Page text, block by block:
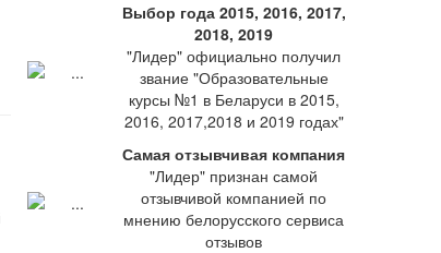
Выбор года 2015, 2016, 2017,
2018, 2019
"Лидер" официально получил
звание "Образовательные
курсы №1 в Беларуси в 2015,
2016, 2017,2018 и 2019 годах"
Самая отзывчивая компания
"Лидер" признан самой
отзывчивой компанией по
мнению белорусского сервиса
отзывов